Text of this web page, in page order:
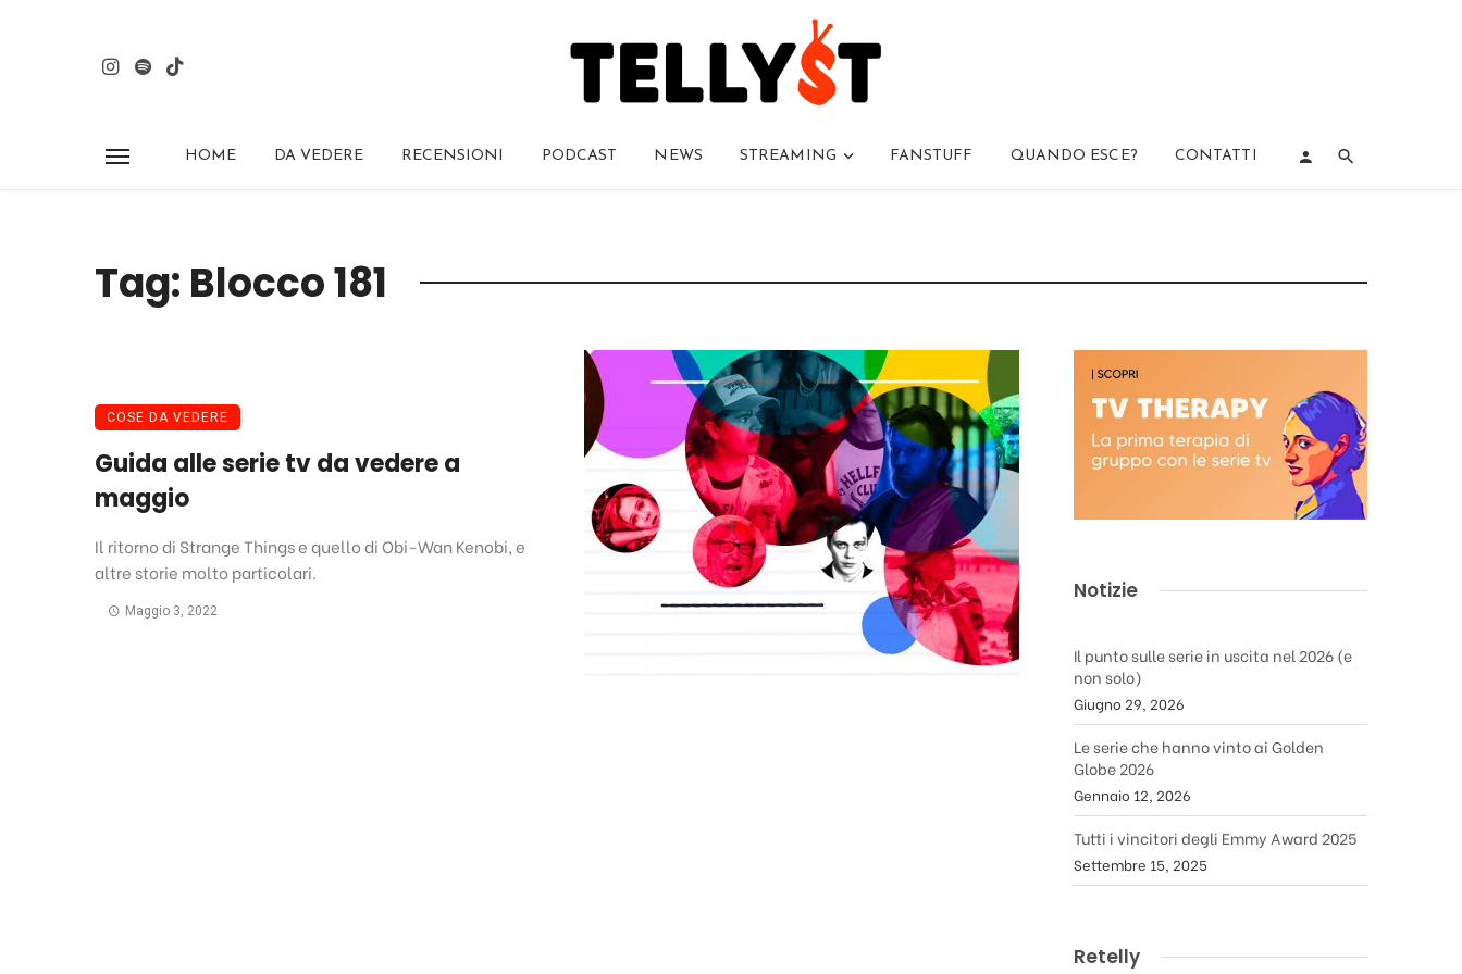
HOME DA VEDERE RECENSIONI PODCAST NEWS STREAMING FANSTUFF QUANDO ESCE? CONTATTI
Tag: Blocco 181
COSE DA VEDERE
Guida alle serie tv da vedere a
maggio
Il ritorno di Strange Things e quello di Obi-Wan Kenobi, e
altre storie molto particolari.
Maggio 3, 2022
Notizie
Il punto sulle serie in uscita nel 2026 (e
non solo)
Giugno 29, 2026
Le serie che hanno vinto ai Golden
Globe 2026
Gennaio 12, 2026
Tutti i vincitori degli Emmy Award 2025
Settembre 15, 2025
Retelly